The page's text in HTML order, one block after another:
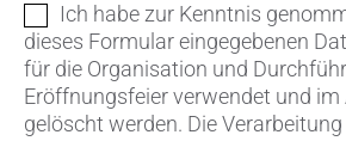
Ich habe zur Kenntnis
dieses Formular eingegebenen
für die Organisation und
Eröffnungsfeier verwendet und im
gelöscht werden. Die